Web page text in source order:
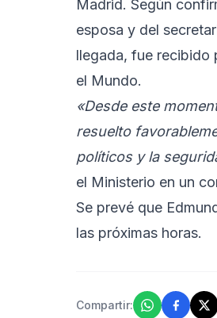
Madrid. Según
esposa y del
llegada, fue recibido
el Mundo.
«Desde este
resuelto
políticos y la
el Ministerio en un
Se prevé que
las próximas horas.
Compartir: